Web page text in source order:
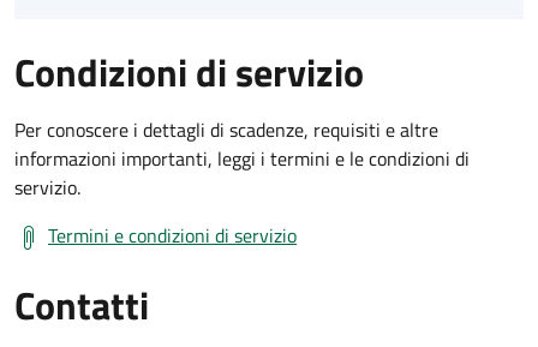
Condizioni di servizio
Per conoscere i dettagli di scadenze, requisiti e altre
informazioni importanti, leggi i termini e le condizioni di
servizio.
Termini e condizioni di servizio
Contatti